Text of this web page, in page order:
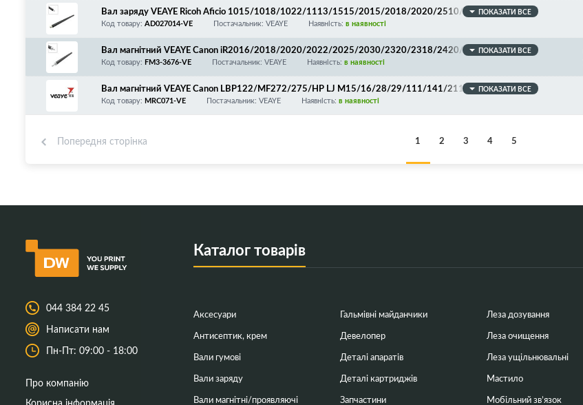
Вал заряду VEAYE Ricoh Aficio 1015/1018/1022/1113/1515/2015/2018/2020/2510/3025/MP 1500/1
600/1800/1900/2000/2001/2014/2352/2500/2501/2510/2550/2553/2554/2851/2852/3010/303
510
ПОКАЗАТИ ВСЕ
Код товару: AD027014-VE Постачальник: VEAYE Наявність: в наявності
Вал магнітний VEAYE Canon iR2016/2018/2020/2022/2025/2030/2320/2318/2420/2422/FM2-3288/
FM3-3676
ПОКАЗАТИ ВСЕ
Код товару: FM3-3676-VE Постачальник: VEAYE Наявність: в наявності
Вал магнітний VEAYE Canon LBP122/MF272/275/HP LJ M15/16/28/29/111/141/211/212/236, Canon
071/Canon 072/W1360A/136A/W1500A/150A/150X/CF244A
ПОКАЗАТИ ВСЕ
Код товару: MRC071-VE Постачальник: VEAYE Наявність: в наявності
Попередня сторінка 1 2 3 4 5
044 384 22 45
Написати нам
Пн-Пт: 09:00 - 18:00
Про компанію
Каталог товарів
Аксесуари
Антисептик, крем
Вали гумові
Вали заряду
Вали магнітні/проявляючі
Гальмівні майданчики
Девелопер
Деталі апаратів
Деталі картриджів
Запчастини
Леза дозування
Леза очищення
Леза ущільнювальні
Мастило
Мобільний зв’язок